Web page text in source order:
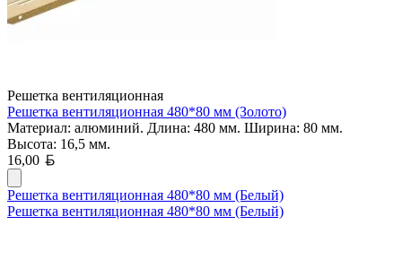
Решетка вентиляционная
Решетка вентиляционная 480*80 мм (Золото)
Материал: алюминий. Длина: 480 мм. Ширина: 80 мм.
Высота: 16,5 мм.
16,00
Решетка вентиляционная 480*80 мм (Белый)
Решетка вентиляционная 480*80 мм (Белый)